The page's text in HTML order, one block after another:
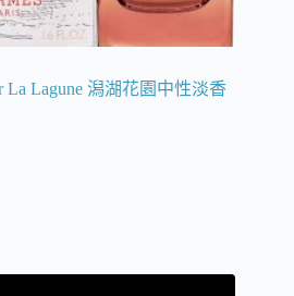
La Lagune 潟湖花園中性淡香